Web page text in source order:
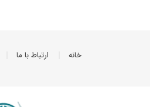
خانه ارتباط با ما